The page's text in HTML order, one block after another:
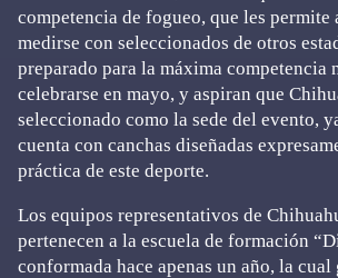
competencia de fogueo, que les permite
medirse con seleccionados de otros
preparado para la máxima competencia
celebrarse en mayo, y aspiran que
seleccionado como la sede del evento,
cuenta con canchas diseñadas
práctica de este deporte.
Los equipos representativos de
pertenecen a la escuela de formación
conformada hace apenas un año, la